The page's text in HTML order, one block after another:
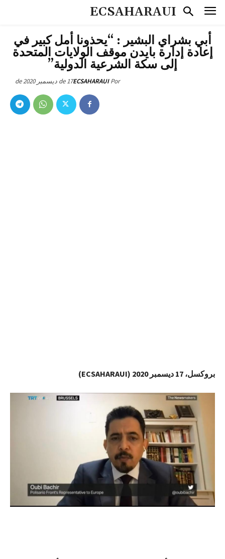
ECSAHARAUI
أبي بشراي البشير : “يحذونا أمل كبير في
إعادة إدارة بايدن موقف الولايات المتحدة
إلى سكة الشرعية الدولية”
Por
ECSAHARAUI17 de ديسمبر de 2020
بروكسل، 17 ديسمبر 2020 (ECSAHARAUI)